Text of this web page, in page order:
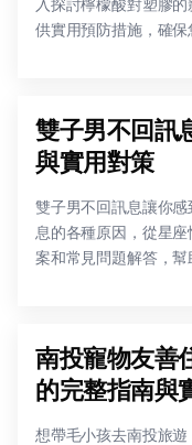
入探討檸檬酸對塑膠
供實用預防措施，確保
雙子男不回訊
與實用對策
雙子男不回訊息讓你
息的各種原因，從星
案和常見問題解答，幫
南投寵物友善
的完整指南與
想帶毛小孩去南投旅